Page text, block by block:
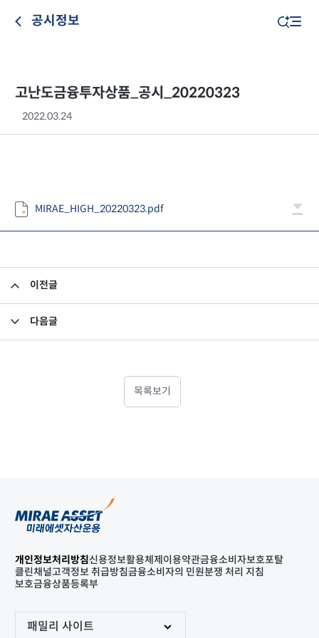
공시정보
고난도금융투자상품_공시_20220323
2022.03.24
MIRAE_HIGH_20220323.pdf
이전글
다음글
목록보기
개인정보처리방침신용정보활용체제 이용약관금융소비자보호포탈
클린채널고객정보 취급방침금융소비자의 민원분쟁 처리 지침
보호금융상품등록부
패밀리 사이트